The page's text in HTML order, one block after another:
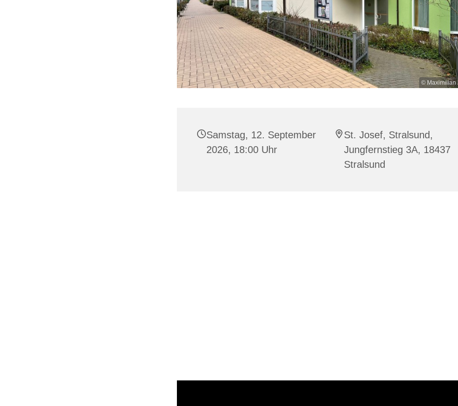
© Maximilian
Samstag, 12. September
2026, 18:00 Uhr
St. Josef, Stralsund,
Jungfernstieg 3A, 18437
Stralsund